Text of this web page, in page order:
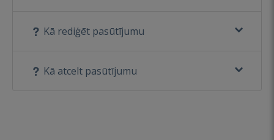
Kā rediģēt pasūtījumu
Kā atcelt pasūtījumu